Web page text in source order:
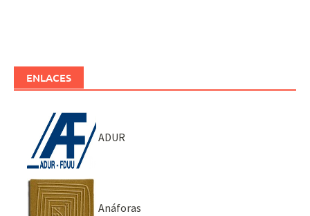
ENLACES
ADUR
Anáforas